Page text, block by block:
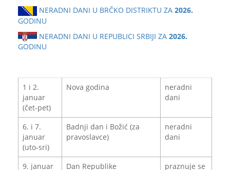
NERADNI DANI U BRČKO DISTRIKTU ZA 2026.
GODINU
NERADNI DANI U REPUBLICI SRBIJI ZA 2026.
GODINU
1 i 2.
januar
(čet-pet)
Nova godina
neradni
dani
6. i 7.
januar
(uto-sri)
Badnji dan i Božić (za
pravoslavce)
neradni
dani
9. januar
Dan Republike
praznuje se